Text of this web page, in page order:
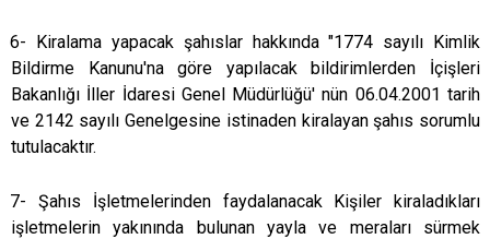
6- Kiralama yapacak şahıslar hakkında "1774 sayılı Kimlik
Bildirme Kanunu'na göre yapılacak bildirimlerden İçişleri
Bakanlığı İller İdaresi Genel Müdürlüğü' nün 06.04.2001 tarih
ve 2142 sayılı Genelgesine istinaden kiralayan şahıs sorumlu
tutulacaktır.
7- Şahıs İşletmelerinden faydalanacak Kişiler kiraladıkları
işletmelerin yakınında bulunan yayla ve meraları sürmek